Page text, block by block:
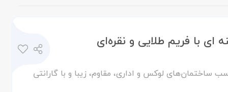
با فریم طلایی و نقره‌ای
لوکس و اداری، مقاوم، زیبا و با گارانتی